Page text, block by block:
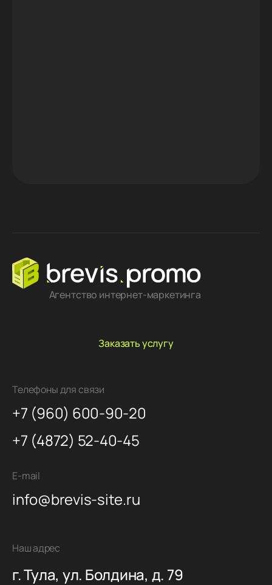
Агентство интернет-маркетинга
E-mail
info@brevis-site.ru
Телефоны для связи
+7 (960) 600-90-20
+7 (4872) 52-40-45
Заказать услугу
Наш адрес
г. Тула, ул. Болдина, д. 79